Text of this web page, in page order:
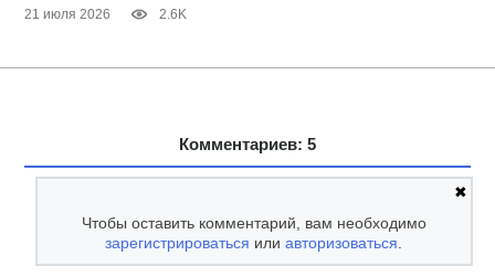
21 июля 2026 2.6K
Комментариев: 5
✖
Чтобы оставить комментарий, вам необходимо
зарегистрироваться илиавторизоваться.